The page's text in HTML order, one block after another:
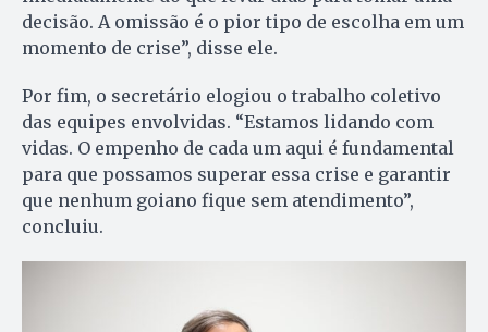
decisão. A omissão é o pior tipo de escolha em um
momento de crise”, disse ele.
Por fim, o secretário elogiou o trabalho coletivo
das equipes envolvidas. “Estamos lidando com
vidas. O empenho de cada um aqui é fundamental
para que possamos superar essa crise e garantir
que nenhum goiano fique sem atendimento”,
concluiu.